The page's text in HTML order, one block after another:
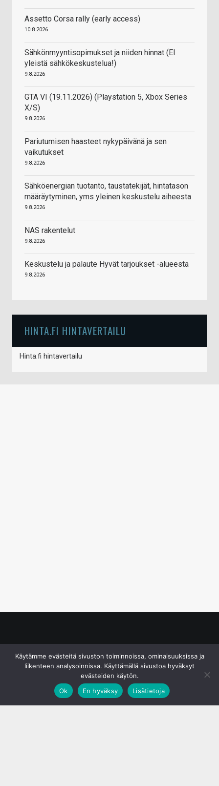
Assetto Corsa rally (early access)
10.8.2026
Sähkönmyyntisopimukset ja niiden hinnat (EI
yleistä sähkökeskustelua!)
9.8.2026
GTA VI (19.11.2026) (Playstation 5, Xbox Series
X/S)
9.8.2026
Pariutumisen haasteet nykypäivänä ja sen
vaikutukset
9.8.2026
Sähköenergian tuotanto, taustatekijät, hintatason
määräytyminen, yms yleinen keskustelu aiheesta
9.8.2026
NAS rakentelut
9.8.2026
Keskustelu ja palaute Hyvät tarjoukset -alueesta
9.8.2026
HINTA.FI HINTAVERTAILU
Hinta.fi hintavertailu
Käytämme evästeitä sivuston toiminnoissa, ominaisuuksissa ja
liikenteen analysoinnissa. Käyttämällä sivustoa hyväksyt
evästeiden käytön.
Ok
En hyväksy Lisätietoja